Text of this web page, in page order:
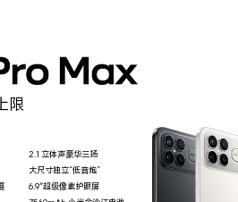
2.1 立体声豪华三扬
大尺寸独立“低音炮”
6.9″超级像素护眼屏
限